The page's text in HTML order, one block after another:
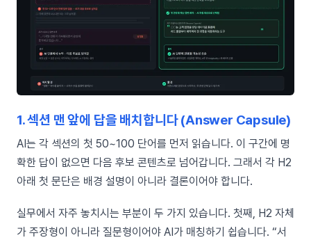
1. 섹션 맨 앞에 답을 배치합니다 (Answer Capsule)
AI는 각 섹션의 첫 50~100 단어를 먼저 읽습니다. 이 구간에 명
확한 답이 없으면 다음 후보 콘텐츠로 넘어갑니다. 그래서 각 H2
아래 첫 문단은 배경 설명이 아니라 결론이어야 합니다.
실무에서 자주 놓치시는 부분이 두 가지 있습니다. 첫째, H2 자체
가 주장형이 아니라 질문형이어야 AI가 매칭하기 쉽습니다. “서